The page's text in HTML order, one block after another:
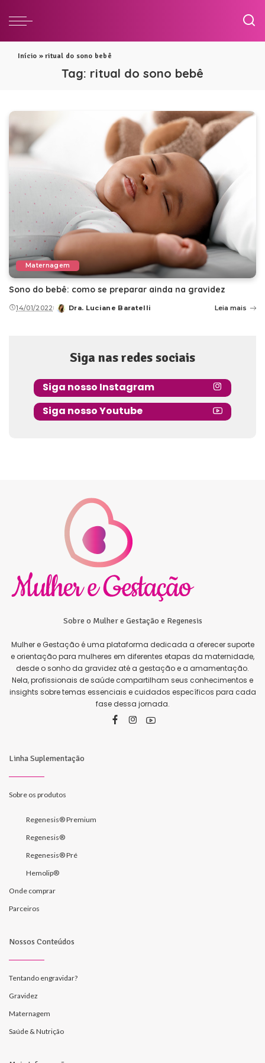
Início »ritual do sono bebê
Tag: ritual do sono bebê
Maternagem
Sono do bebê: como se preparar ainda na gravidez
14/01/2022
Posted
Dra. Luciane Baratelli Leia mais
Siga nas redes sociais
Siga nosso Instagram
Siga nosso Youtube
Sobre o Mulher e Gestação e Regenesis
Mulher e Gestação é uma plataforma dedicada a oferecer suporte
e orientação para mulheres em diferentes etapas da maternidade,
desde o sonho da gravidez até a gestação e a amamentação.
Nela, profissionais de saúde compartilham seus conhecimentos e
insights sobre temas essenciais e cuidados específicos para cada
fase dessa jornada.
Linha Suplementação
Sobre os produtos
Regenesis® Premium
Regenesis®
Regenesis® Pré
Hemolip®
Onde comprar
Parceiros
Nossos Conteúdos
Tentando engravidar?
Gravidez
Maternagem
Saúde & Nutrição